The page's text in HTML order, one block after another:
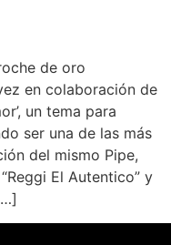
de oro
en colaboración de
un tema para
ser una de las más
del mismo Pipe,
El Autentico” y